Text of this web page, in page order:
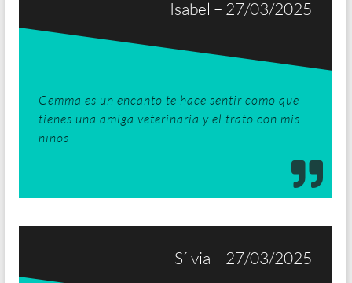
Gemma es un encanto te hace sentir como que
tienes una amiga veterinaria y el trato con mis
niños
Isabel – 27/03/2025
Sílvia – 27/03/2025